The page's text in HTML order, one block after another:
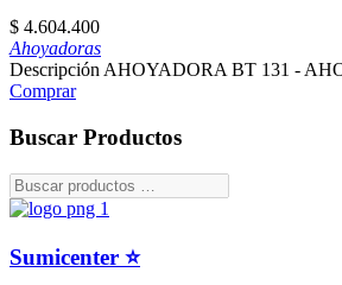
$ 4.604.400
Ahoyadoras
Descripción AHOYADORA BT 131 -
Comprar
Buscar Productos
Sumicenter ⭐